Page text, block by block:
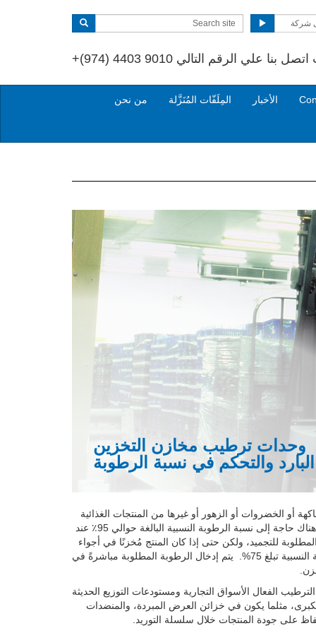
شركة
بنا علي الرقم التالي +(974) 4403 9010
الأخبار المِلَفّات المُنَزَّلة من نحن
وحدات ترطيب مخازن التخزين
البارد والتحكم في نسبة الرطوبة
أو الخضروات أو الزهور أو غيرها من المنتجات الغذائية
التي يتم تخزينها، ولكن عادةً ما تكون هناك حاجة إلى نسبة الرطوبة النسبية البالغة حوالي 95٪ عند
للتجميد، ولكن حتى إذا كان المنتج مُخزنًا في أجواء
تبلغ 75%.
يتم إدخال الرطوبة المطلوبة مباشرةً في
الفعال الأسواق التجارية ومستودعات التوزيع الحديثة
مثلما يكون في خزائن العرض المبردة، والمنضدات
على جودة المنتجات خلال سلسلة التوريد.